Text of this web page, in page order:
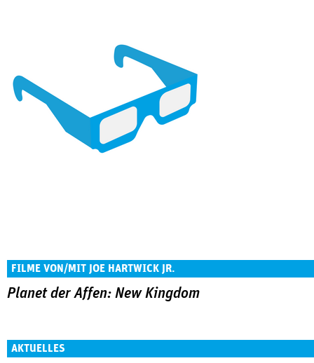
FILME VON/MIT JOE HARTWICK JR.
Planet der Affen: New Kingdom
AKTUELLES